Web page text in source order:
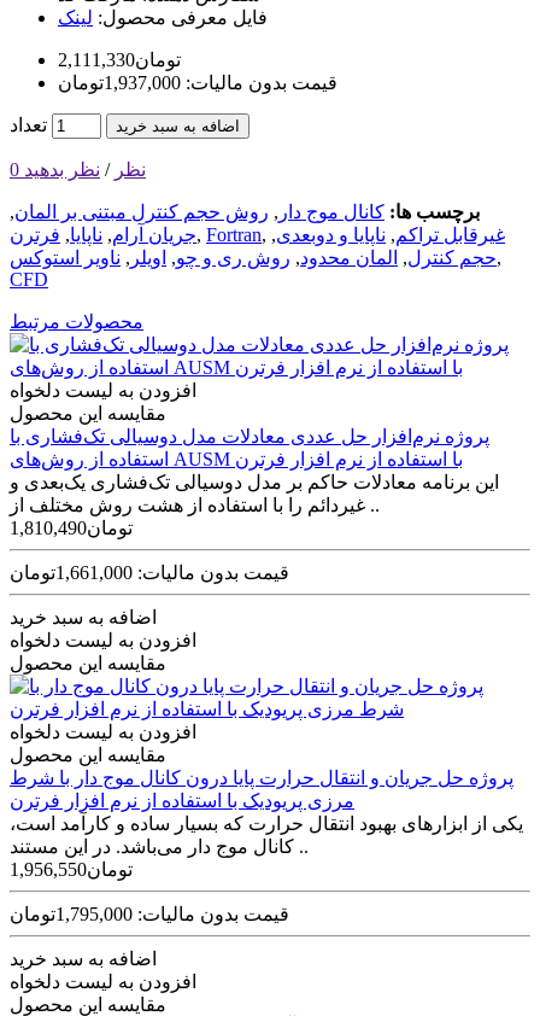
فایل معرفی محصول: لینک
2,111,330تومان
قیمت بدون مالیات: 1,937,000تومان
تعداد اضافه به سبد خرید
0 نظر / نظر بدهید
برچسب ها: کانال موج دار , روش حجم کنترل مبتنی بر المان,
جریان آرام, ناپایا, فرترن , Fortran, غیرقابل تراکم, ناپایا و دوبعدی,
حجم کنترل, المان محدود, روش ری و چو, اویلر , ناویر استوکس
,
CFD
محصولات مرتبط
افزودن به لیست دلخواه
مقایسه این محصول
پروژه نرم‌افزار حل عددی معادلات مدل دوسیالی تک‌فشاری با
استفاده از روش‌های AUSM با استفاده از نرم افزار فرترن
این برنامه معادلات حاکم بر مدل دوسیالی تک‌فشاری یک‌بعدی و
غیردائم را با استفاده از هشت روش مختلف از ..
1,810,490تومان
قیمت بدون مالیات: 1,661,000تومان
اضافه به سبد خرید
افزودن به لیست دلخواه
مقایسه این محصول
افزودن به لیست دلخواه
مقایسه این محصول
پروژه حل جریان و انتقال حرارت پایا درون کانال موج دار با شرط
مرزی پریودیک با استفاده از نرم افزار فرترن
یکی از ابزارهای بهبود انتقال حرارت که بسیار ساده و کارآمد است،
کانال موج دار می­‌باشد. در این مستند ..
1,956,550تومان
قیمت بدون مالیات: 1,795,000تومان
اضافه به سبد خرید
افزودن به لیست دلخواه
مقایسه این محصول